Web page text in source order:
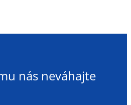
nás neváhajte